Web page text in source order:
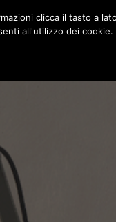
CONTATTI
clicca il tasto a
all'utilizzo dei cookie.